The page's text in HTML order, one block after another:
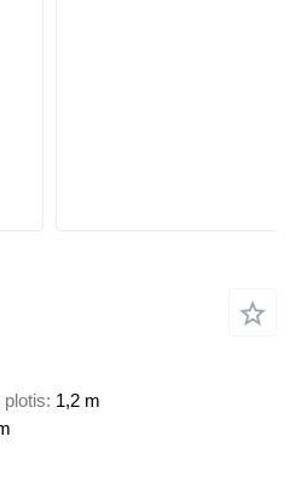
plotis 1,2 m